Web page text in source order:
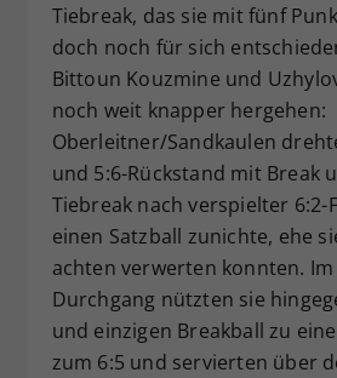
Tiebreak, das sie mit fünf
doch noch für sich
Bittoun Kouzmine und
noch weit knapper hergehen:
Oberleitner/Sandkaulen
und 5:6-Rückstand mit Break
Tiebreak nach verspielter 6:2-
einen Satzball zunichte, ehe
achten verwerten konnten.
Durchgang nützten sie
und einzigen Breakball zu
zum 6:5 und servierten über